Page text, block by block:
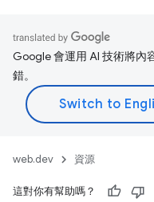
Google 會運用 AI 技術將內
錯。
web.dev 資源
這對你有幫助嗎？